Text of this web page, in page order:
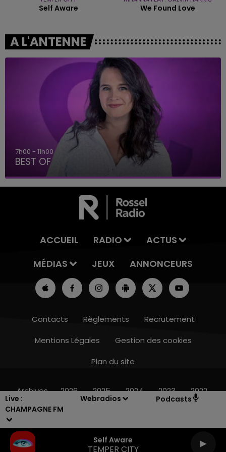
Live :
CHAMPAGNE FM
Webradios Podcasts
Self Aware
TEMPER CITY
16h00 - 20h00
Self Aware We Found Love
A L'ANTENNE
7h00 - 11h00
BEST OF
ACCUEIL RADIO
ACTUS
MÉDIAS
JEUX ANNONCEURS
Contacts Règlements
Recrutement
Mentions Légales
Gestion des cookies
Plan du site
Archives 2026 2025 2024 2023 2022